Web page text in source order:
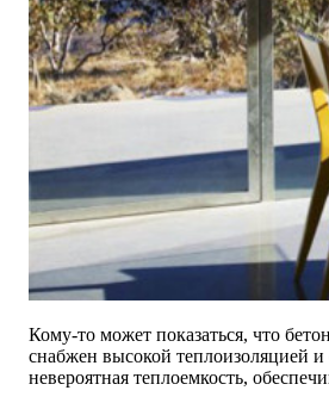
Кому-то может показаться, что
снабжен высокой теплоизоляцией
невероятная теплоемкость,